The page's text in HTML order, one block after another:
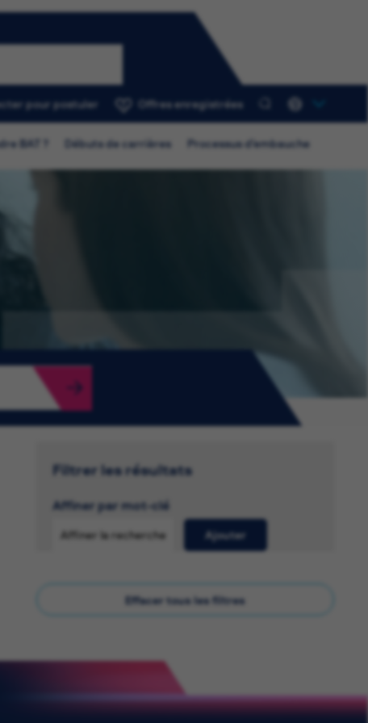
pour postuler Offres enregistrées
BAT ? Débuts de carrières Processus d’embauche
Filtrer les résultats
Affiner par mot-clé
Ajouter
Effacer tous les filtres